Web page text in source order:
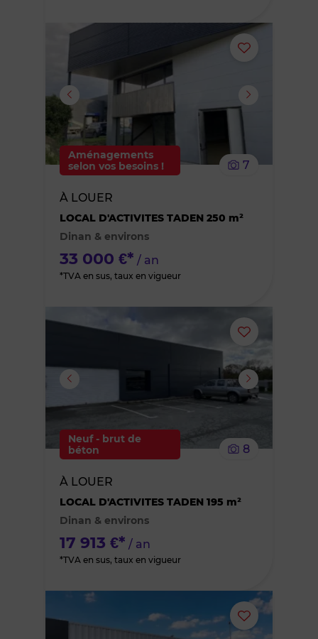
Ajouter
Aménagements
selon vos besoins !
7
À LOUER
LOCAL D'ACTIVITES TADEN 250 m²
Dinan & environs
33 000 €* / an
*TVA en sus, taux en vigueur
Ajouter
ou
supprimer
Neuf - brut de
béton
8
À LOUER
LOCAL D'ACTIVITES TADEN 195 m²
Dinan & environs
17 913 €* / an
*TVA en sus, taux en vigueur
Ajouter